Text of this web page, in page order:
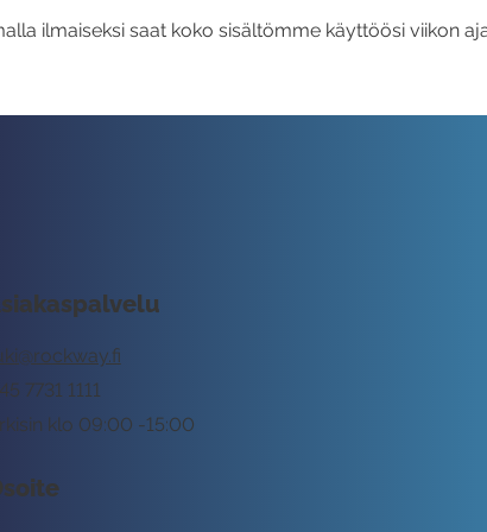
ilmaiseksi saat koko sisältömme käyttöösi viikon
klo 09:00 -15:00
7731 1111